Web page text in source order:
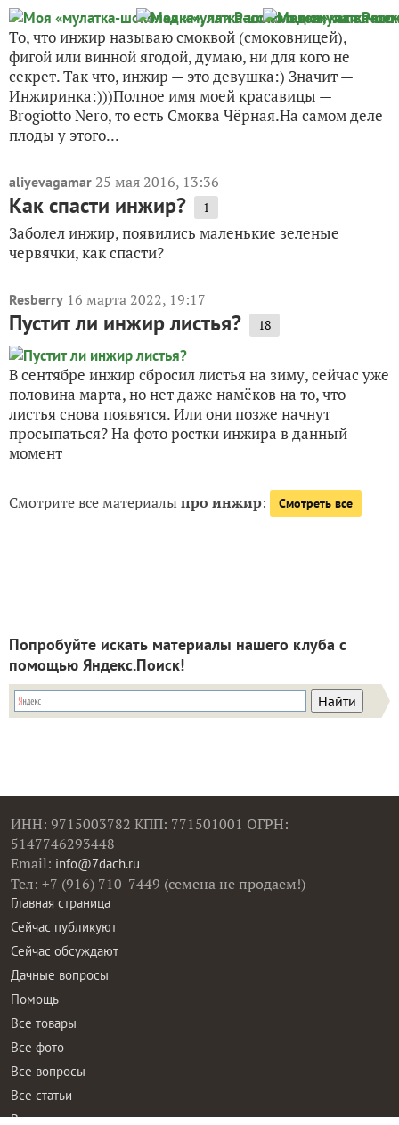
То, что инжир называю смоквой (смоковницей),
фигой или винной ягодой, думаю, ни для кого не
секрет. Так что, инжир — это девушка:) Значит —
Инжиринка:)))Полное имя моей красавицы —
Brogiotto Nero, то есть Смоква Чёрная.На самом деле
плоды у этого...
aliyevagamar 25 мая 2016, 13:36
Как спасти инжир? 1
Заболел инжир, появились маленькие зеленые
червячки, как спасти?
Resberry 16 марта 2022, 19:17
Пустит ли инжир листья? 18
В сентябре инжир сбросил листья на зиму, сейчас уже
половина марта, но нет даже намёков на то, что
листья снова появятся. Или они позже начнут
просыпаться? На фото ростки инжира в данный
момент
Смотрите все материалыпро инжир: Смотреть все
Попробуйте искать материалы нашего клуба с
помощью Яндекс.Поиск!
ИНН: 9715003782 КПП: 771501001 ОГРН:
5147746293448
Email: info@7dach.ru
Тел: +7 (916) 710-7449 (семена не продаем!)
Главная страница
Сейчас публикуют
Сейчас обсуждают
Дачные вопросы
Помощь
Все товары
Все фото
Все вопросы
Все статьи
Все тэги